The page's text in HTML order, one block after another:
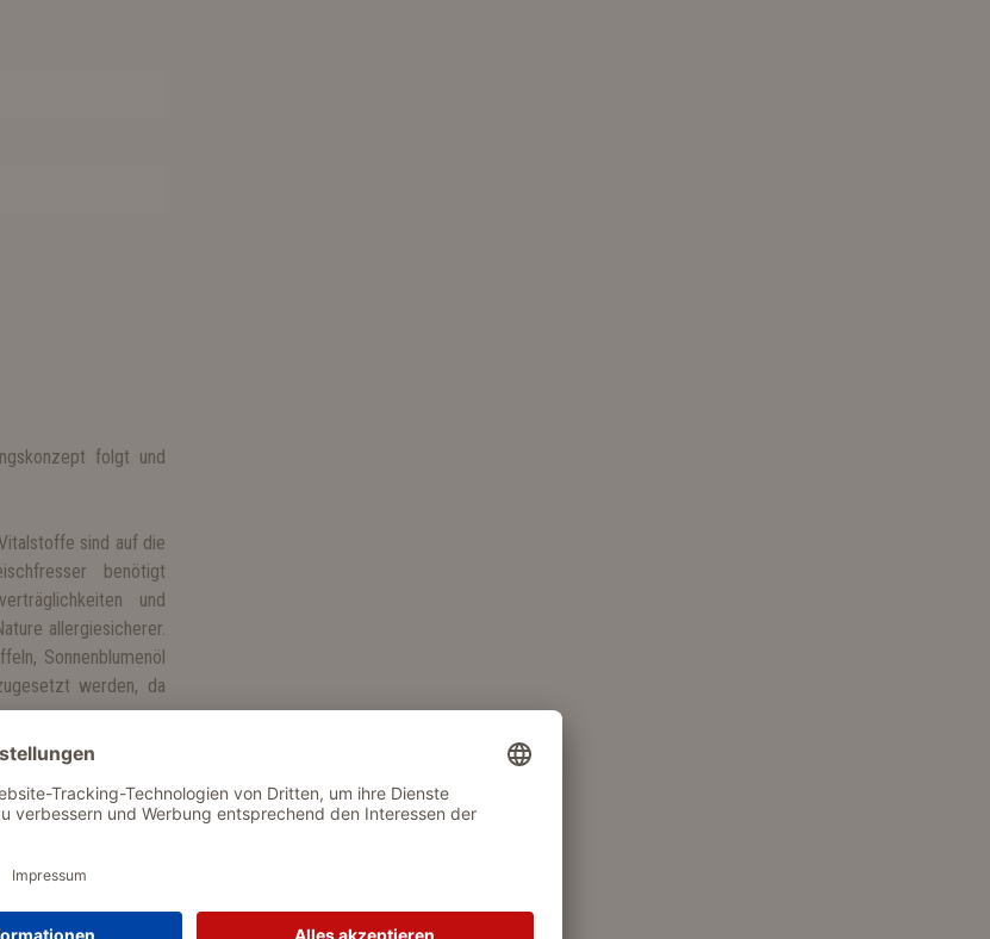
folgt und
sind auf die
benötigt
und
allergiesicherer.
Sonnenblumenöl
werden, da
Nature leicht
Erbsen ganz
leicht verdauliche,
Energie aus
Organismus nutz.